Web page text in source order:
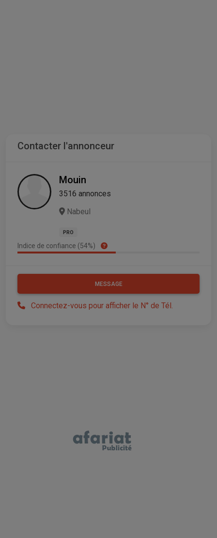
Contacter l'annonceur
Mouin
3516 annonces
Nabeul
PRO
Indice de confiance (54%)
MESSAGE
Connectez-vous pour afficher le N° de Tél.